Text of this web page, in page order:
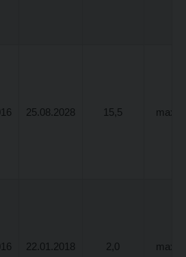
25.08.2028 15,5 max.
22.01.2018 2,0 max.